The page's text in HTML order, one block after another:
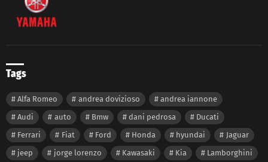
Tags
Alfa Romeo andrea dovizioso
andrea iannone
Audi
auto Bmw dani pedrosa
Ducati
Ferrari
Fiat Ford Honda hyundai
Jaguar
jeep
jorge lorenzo Kawasaki Kia
Lamborghini